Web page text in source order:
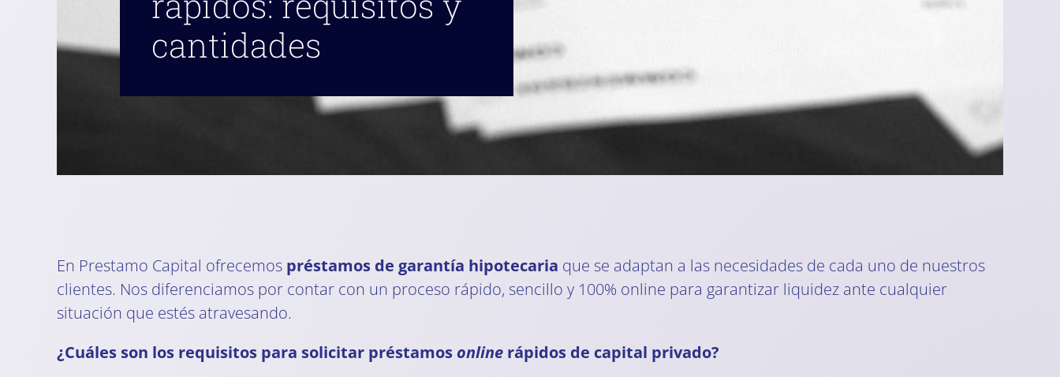
cantidades
En Prestamo Capital ofrecemos préstamos de garantía hipotecaria que se adaptan a las necesidades de cada uno de nuestros
clientes. Nos diferenciamos por contar con un proceso rápido, sencillo y 100% online para garantizar liquidez ante cualquier
situación que estés atravesando.
¿Cuáles son los requisitos para solicitar préstamos onlinerápidos de capital privado?